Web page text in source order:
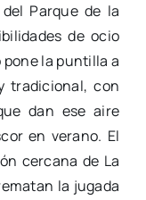
Parque de la
de ocio
la puntilla a
tradicional, con
dan ese aire
en verano. El
cercana de La
la jugada